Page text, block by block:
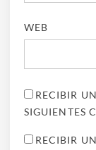
WEB
RECIBIR
SIGUIENTES
RECIBIR